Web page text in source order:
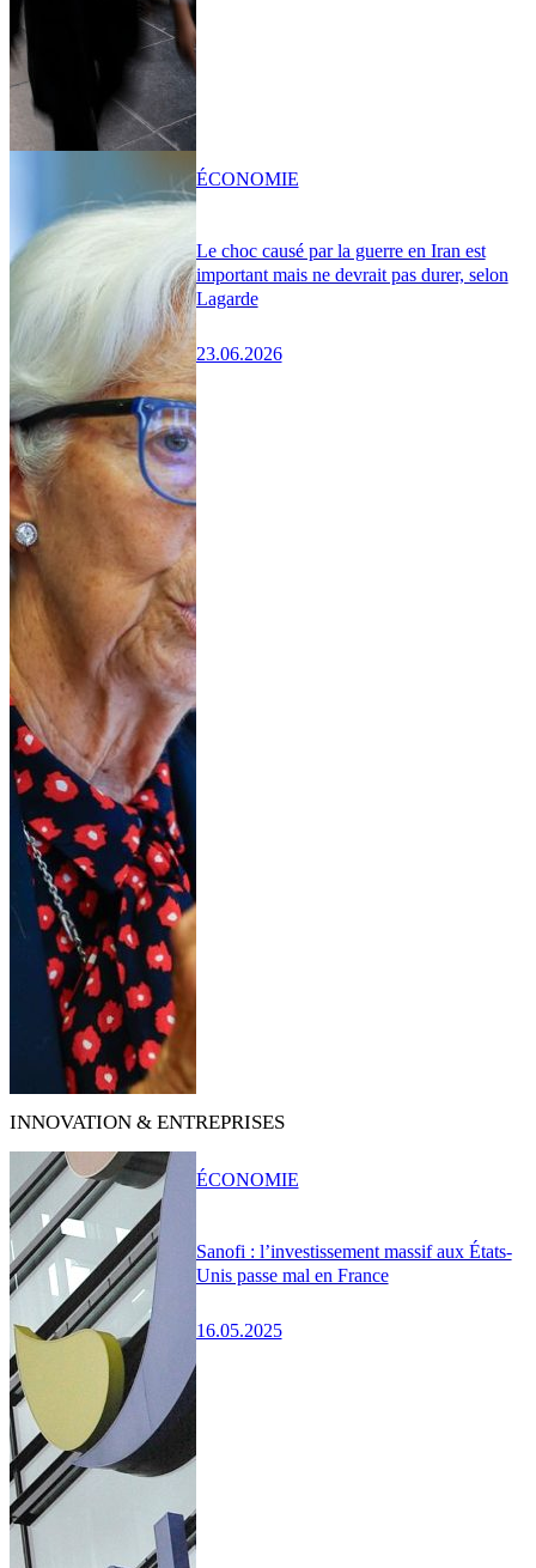
Le choc causé par la guerre en Iran est
important mais ne devrait pas durer, selon
Lagarde
23.06.2026
ÉCONOMIE
INNOVATION & ENTREPRISES
Sanofi : l’investissement massif aux États-
Unis passe mal en France
16.05.2025
ÉCONOMIE